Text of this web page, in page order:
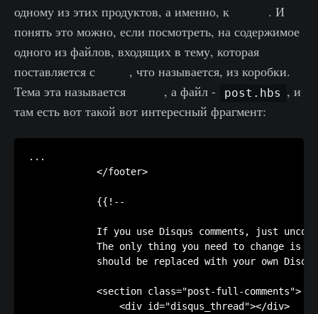
одному из этих продуктов, а именно, к
. И
понять это можно, если посмотреть, на содержимое
одного из файлов, входящих в тему, которая
поставляется с
, что называется, из коробки.
Тема эта называется
, а файл - post.hbs , и
там есть вот такой вот интересный фрагмент:
...
            </footer>
            {{!--
If you use Disqus comments, just
The only thing you need to change is
should be replaced with your own
            <section class="post-full-comments">
                <div id="disqus_thread"></div>